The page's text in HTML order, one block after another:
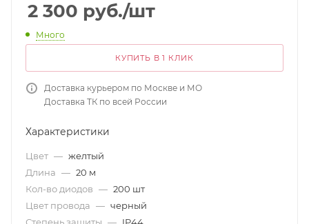
2 300 руб./шт
Много
КУПИТЬ В 1 КЛИК
Доставка курьером по Москве и МО
Доставка ТК по всей России
Характеристики
Цвет — желтый
Длина — 20 м
Кол-во диодов — 200 шт
Цвет провода — черный
Степень защиты — IP44